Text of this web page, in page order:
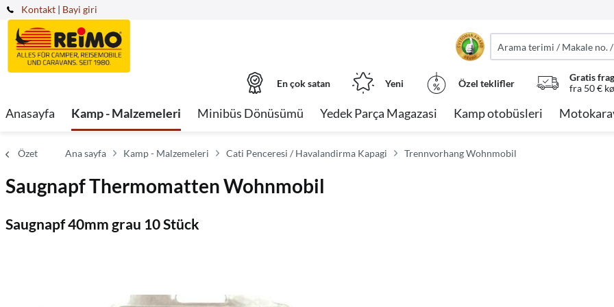
Kontakt | Bayi giri
En çok satan Yeni Özel teklifler
Gratis
fra 50 €
Anasayfa Kamp - Malzemeleri Minibüs Dönüsümü Yedek Parça Magazasi Kamp otobüsleri
Özet Ana sayfa Kamp - Malzemeleri Cati Penceresi / Havalandirma Kapagi Trennvorhang Wohnmobil
Saugnapf Thermomatten Wohnmobil
Saugnapf 40mm grau 10 Stück